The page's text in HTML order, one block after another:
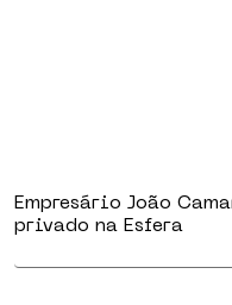
Empresário João
privado na Esfera